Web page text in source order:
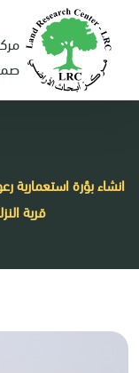
انشاء بؤرة
قرية